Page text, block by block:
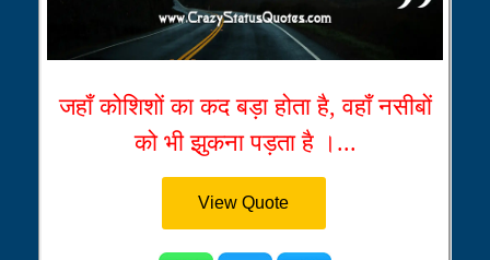
जहाँ कोशिशों का कद बड़ा होता है, वहाँ नसीबों
को भी झुकना पड़ता है ।...
View Quote